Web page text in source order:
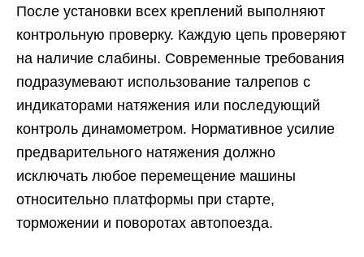
После установки всех креплений выполняют
контрольную проверку. Каждую цепь проверяют
на наличие слабины. Современные требования
подразумевают использование талрепов с
индикаторами натяжения или последующий
контроль динамометром. Нормативное усилие
предварительного натяжения должно
исключать любое перемещение машины
относительно платформы при старте,
торможении и поворотах автопоезда.